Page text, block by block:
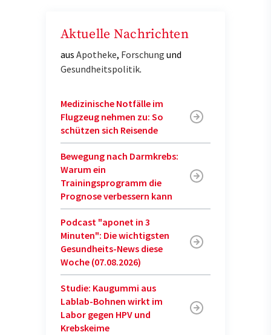
Aktuelle Nachrichten
aus Apotheke, Forschung und
Gesundheitspolitik.
Medizinische Notfälle im
Flugzeug nehmen zu: So
schützen sich Reisende
Bewegung nach Darmkrebs:
Warum ein
Trainingsprogramm die
Prognose verbessern kann
Podcast "aponet in 3
Minuten": Die wichtigsten
Gesundheits-News diese
Woche (07.08.2026)
Studie: Kaugummi aus
Lablab-Bohnen wirkt im
Labor gegen HPV und
Krebskeime